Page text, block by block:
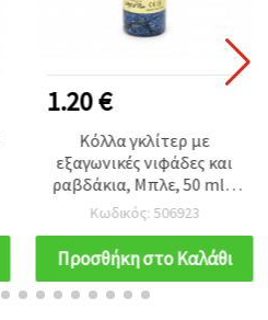
1.20 €
Κόλλα γκλίτερ με
εξαγωνικές νιφάδες και
ραβδάκια, Μπλε, 50 ml –
Ιδανική για DIY
χειροτεχνίες και
διακόσμηση
Κωδικός: 506923
Προσθήκη στο Καλάθι